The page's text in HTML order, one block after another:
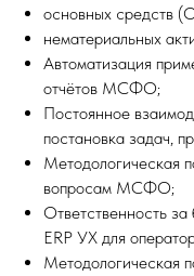
основных средств
нематериальных
Автоматизация
отчётов МСФО;
Постоянное
постановка задач,
Методологическая
вопросам МСФО;
Ответственность
ERP УХ для
Методологическая